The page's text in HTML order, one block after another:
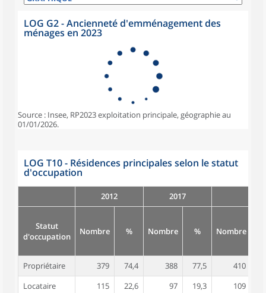
LOG G2 - Ancienneté d'emménagement des
ménages en 2023
Source : Insee, RP2023 exploitation principale, géographie au
01/01/2026.
LOG T10 - Résidences principales selon le statut
d'occupation
2012 2017
Statut
d'occupation
Nombre % Nombre % Nombre
Propriétaire 379 74,4 388 77,5 410
Locataire
115 22,6 97 19,3 109